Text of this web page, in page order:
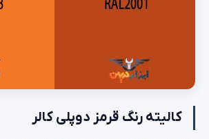
کالیته رنگ قرمز دوپلی کالر